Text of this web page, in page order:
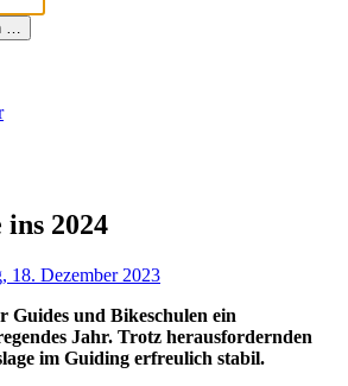
…
2024
18. Dezember 2023
Guides und Bikeschulen ein
Jahr. Trotz herausfordernden
im Guiding erfreulich stabil.